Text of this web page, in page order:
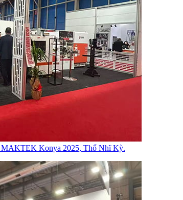
MAKTEK Konya 2025, Thổ Nhĩ Kỳ.